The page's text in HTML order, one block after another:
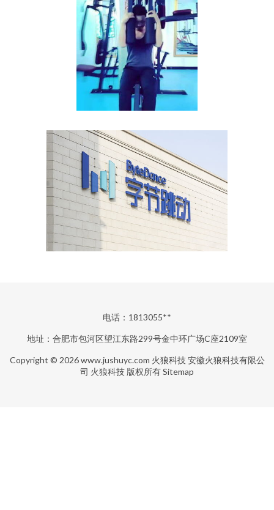
电话：1813055**
地址：合肥市包河区望江东路299号金中环广场C座2109室
Copyright © 2026www.jushuyc.com 火狼科技 安徽火狼科技有限公
司 火狼科技 版权所有Sitemap